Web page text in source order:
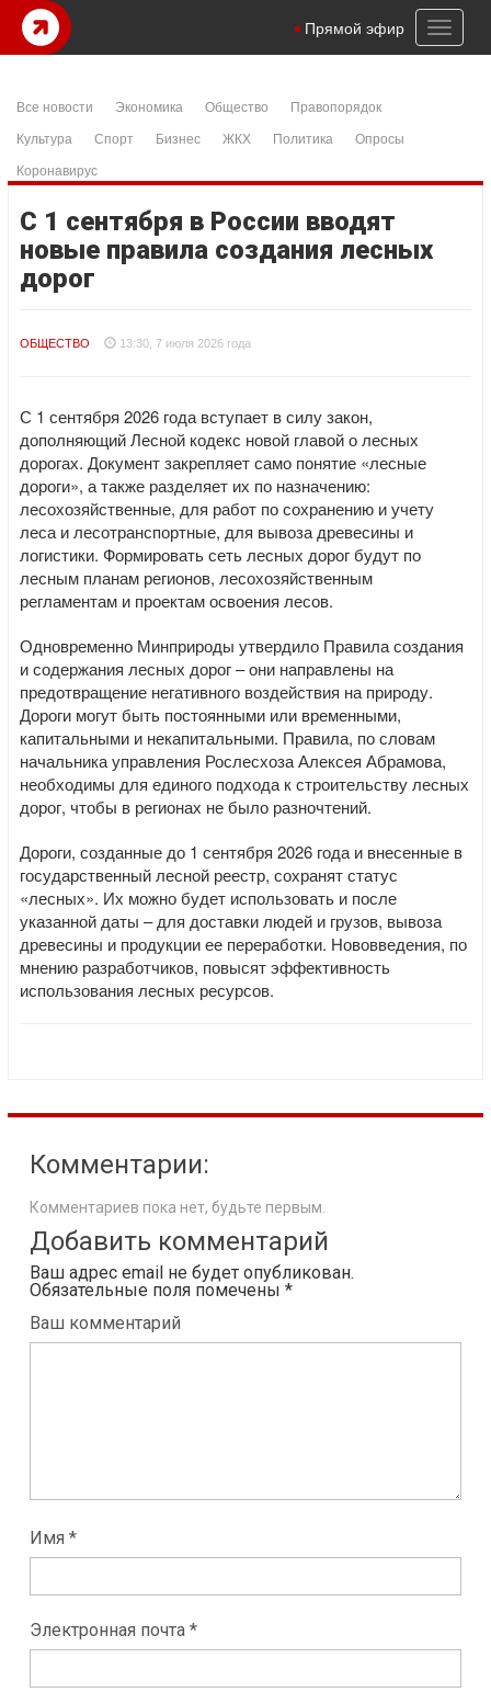
Toggle
Прямой эфир
Все новости Экономика Общество
Правопорядок
Культура
Спорт Бизнес ЖКХ Политика
Опросы
Коронавирус
С 1 сентября в России вводят
новые правила создания лесных
дорог
ОБЩЕСТВО 13:30, 7 июля 2026 года
С 1 сентября 2026 года вступает в силу закон,
дополняющий Лесной кодекс новой главой о лесных
дорогах. Документ закрепляет само понятие «лесные
дороги», а также разделяет их по назначению:
лесохозяйственные, для работ по сохранению и учету
леса и лесотранспортные, для вывоза древесины и
логистики. Формировать сеть лесных дорог будут по
лесным планам регионов, лесохозяйственным
регламентам и проектам освоения лесов.
Одновременно Минприроды утвердило Правила создания
и содержания лесных дорог – они направлены на
предотвращение негативного воздействия на природу.
Дороги могут быть постоянными или временными,
капитальными и некапитальными. Правила, по словам
начальника управления Рослесхоза Алексея Абрамова,
необходимы для единого подхода к строительству лесных
дорог, чтобы в регионах не было разночтений.
Дороги, созданные до 1 сентября 2026 года и внесенные в
государственный лесной реестр, сохранят статус
«лесных». Их можно будет использовать и после
указанной даты – для доставки людей и грузов, вывоза
древесины и продукции ее переработки. Нововведения, по
мнению разработчиков, повысят эффективность
использования лесных ресурсов.
Комментарии:
Комментариев пока нет, будьте первым.
Добавить комментарий
Ваш адрес email не будет опубликован.
Обязательные поля помечены *
Ваш комментарий
Имя *
Электронная почта *